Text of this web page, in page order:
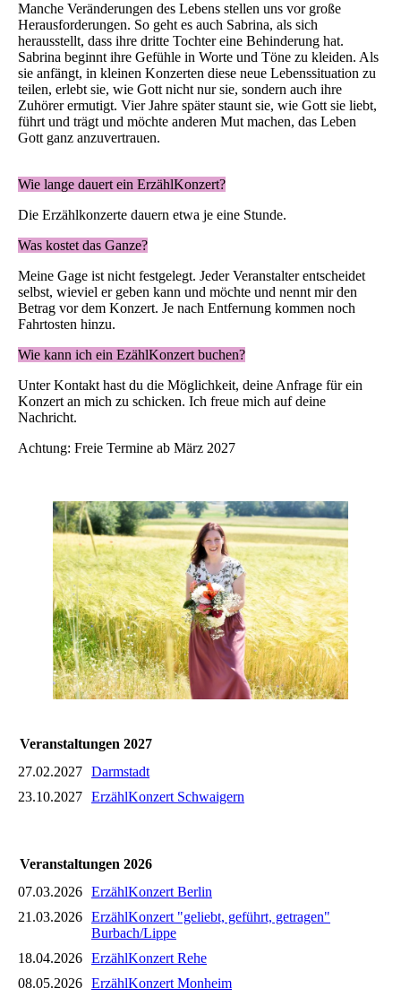
Manche Veränderungen des Lebens stellen uns vor große
Herausforderungen. So geht es auch Sabrina, als sich
herausstellt, dass ihre dritte Tochter eine Behinderung hat.
Sabrina beginnt ihre Gefühle in Worte und Töne zu kleiden. Als
sie anfängt, in kleinen Konzerten diese neue Lebenssituation zu
teilen, erlebt sie, wie Gott nicht nur sie, sondern auch ihre
Zuhörer ermutigt. Vier Jahre später staunt sie, wie Gott sie liebt,
führt und trägt und möchte anderen Mut machen, das Leben
Gott ganz anzuvertrauen.
Wie lange dauert ein ErzählKonzert?
Die Erzählkonzerte dauern etwa je eine Stunde.
Was kostet das Ganze?
Meine Gage ist nicht festgelegt. Jeder Veranstalter entscheidet
selbst, wieviel er geben kann und möchte und nennt mir den
Betrag vor dem Konzert. Je nach Entfernung kommen noch
Fahrtosten hinzu.
Wie kann ich ein EzählKonzert buchen?
Unter Kontakt hast du die Möglichkeit, deine Anfrage für ein
Konzert an mich zu schicken. Ich freue mich auf deine
Nachricht.
Achtung: Freie Termine ab März 2027
Veranstaltungen 2027
27.02.2027 Darmstadt
23.10.2027 ErzählKonzert Schwaigern
Veranstaltungen 2026
07.03.2026 ErzählKonzert Berlin
21.03.2026 ErzählKonzert "geliebt, geführt, getragen"
Burbach/Lippe
18.04.2026 ErzählKonzert Rehe
08.05.2026 ErzählKonzert Monheim